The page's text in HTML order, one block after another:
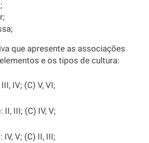
que apresente as associações
e os tipos de cultura:
IV; (C) V, VI;
II, III; (C) IV, V;
IV, V; (C) II, III;